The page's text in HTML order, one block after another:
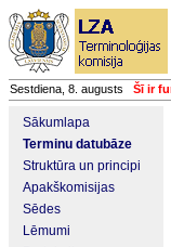
Sestdiena, 8. augusts Šī ir
Sākumlapa
Terminu datubāze
Struktūra un principi
Apakškomisijas
Sēdes
Lēmumi